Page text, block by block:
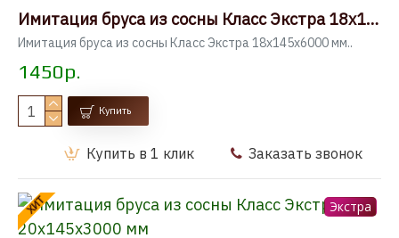
Имитация бруса из сосны Класс Экстра 18x145x6000 мм
Имитация бруса из сосны Класс Экстра 18x145x6000 мм..
1450р.
Купить
Купить в 1 клик Заказать звонок
ХИТ Экстра